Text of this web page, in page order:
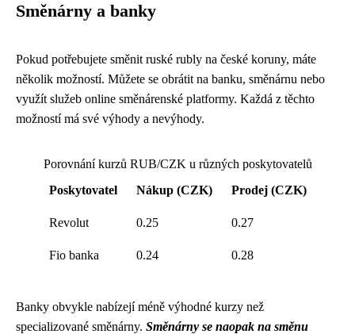
Směnárny a banky
Pokud potřebujete směnit ruské rubly na české koruny, máte
několik možností. Můžete se obrátit na banku, směnárnu nebo
využít služeb online směnárenské platformy. Každá z těchto
možností má své výhody a nevýhody.
Porovnání kurzů RUB/CZK u různých poskytovatelů
Poskytovatel
Nákup (CZK) Prodej (CZK)
Revolut 0.25 0.27
Fio banka 0.24 0.28
Banky obvykle nabízejí méně výhodné kurzy než
specializované směnárny. Směnárny se naopak na směnu